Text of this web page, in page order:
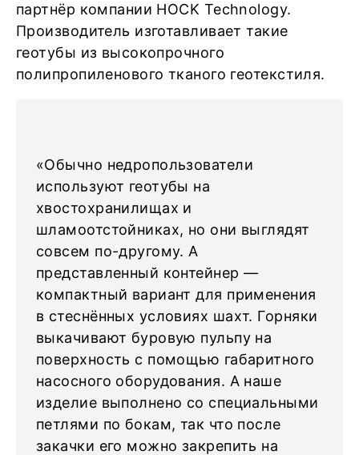
партнёр компании HOCK Technology.
Производитель изготавливает такие
геотубы из высокопрочного
полипропиленового тканого геотекстиля.
«Обычно недропользователи
используют геотубы на
хвостохранилищах и
шламоотстойниках, но они выглядят
совсем по-другому. А
представленный контейнер —
компактный вариант для применения
в стеснённых условиях шахт. Горняки
выкачивают буровую пульпу на
поверхность с помощью габаритного
насосного оборудования. А наше
изделие выполнено со специальными
петлями по бокам, так что после
закачки его можно закрепить на